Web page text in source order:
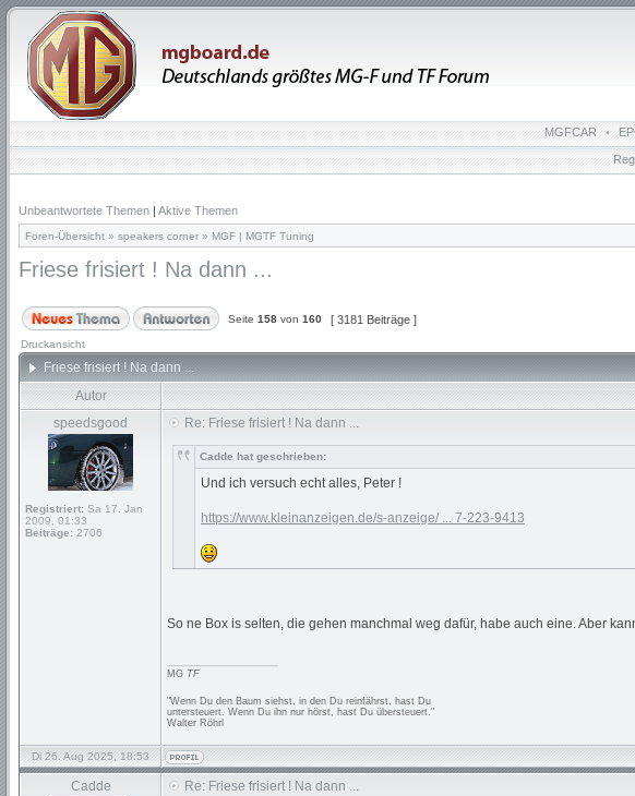
MGFCAR •
Unbeantwortete Themen | Aktive Themen
Foren-Übersicht » speakers corner » MGF | MGTF Tuning
Friese frisiert ! Na dann ...
Seite 158 von 160 [ 3181 Beiträge ]
Druckansicht
Friese frisiert ! Na dann ...
Autor
speedsgood
Registriert: Sa 17. Jan
2009, 01:33
Beiträge: 2706
Re: Friese frisiert ! Na dann ...
Cadde hat geschrieben:
Und ich versuch echt alles, Peter !
https://www.kleinanzeigen.de/s-anzeige/ ... 7-223-9413
So ne Box is selten, die gehen manchmal weg dafür, habe auch eine. Aber
MG TF
"Wenn Du den Baum siehst, in den Du reinfährst, hast Du
untersteuert. Wenn Du ihn nur hörst, hast Du übersteuert."
Walter Röhrl
Di 26. Aug 2025, 18:53
Cadde
Re: Friese frisiert ! Na dann ...